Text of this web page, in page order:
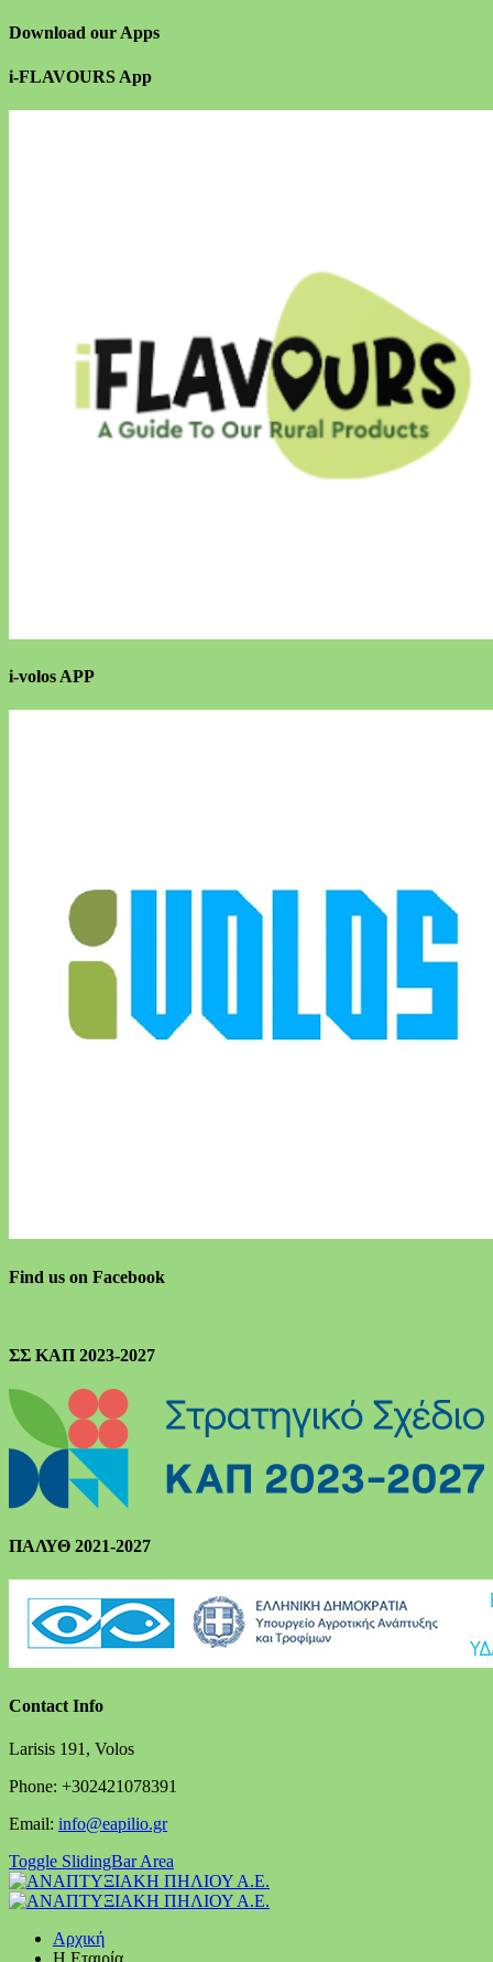
Download our Apps
i-FLAVOURS App
i-volos APP
Find us on Facebook
ΣΣ ΚΑΠ 2023-2027
ΠΑΛΥΘ 2021-2027
Contact Info
Larisis 191, Volos
Phone: +302421078391
Email: info@eapilio.gr
Toggle SlidingBar Area
Αρχική
Η Εταιρία